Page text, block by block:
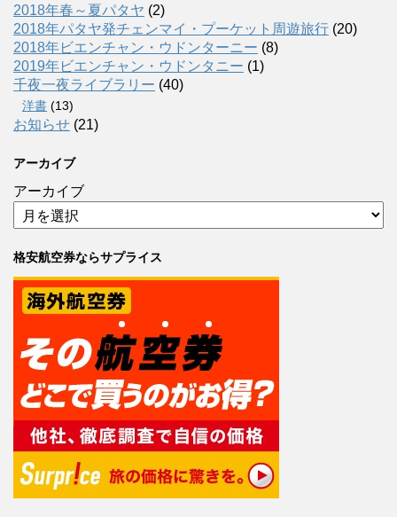
2018年春～夏パタヤ (2)
2018年パタヤ発チェンマイ・プーケット周遊旅行 (20)
2018年ビエンチャン・ウドンターニー (8)
2019年ビエンチャン・ウドンタニー (1)
千夜一夜ライブラリー (40)
洋書 (13)
お知らせ (21)
アーカイブ
アーカイブ
格安航空券ならサプライス